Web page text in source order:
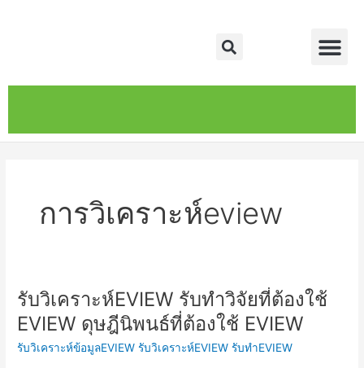
Search
การวิเคราะห์eview
รับวิเคราะห์EVIEW รับทำวิจัยที่ต้องใช้
EVIEW ดุษฎีนิพนธ์ที่ต้องใช้ EVIEW
รับวิเคราะห์ข้อมูลEVIEW รับวิเคราะห์EVIEW รับทำEVIEW
รับ
วิเคราะห์EVIEW
รับ
ทำ